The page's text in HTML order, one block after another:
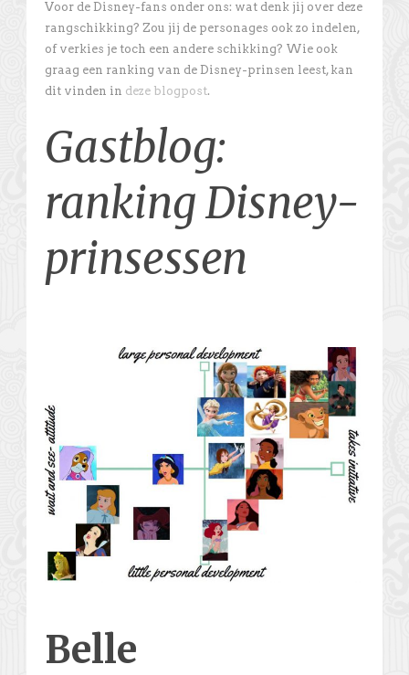
Voor de Disney-fans onder ons: wat denk jij over deze
rangschikking? Zou jij de personages ook zo indelen,
of verkies je toch een andere schikking? Wie ook
graag een ranking van de Disney-prinsen leest, kan
dit vinden in deze blogpost.
Gastblog:
ranking Disney-
prinsessen
Belle